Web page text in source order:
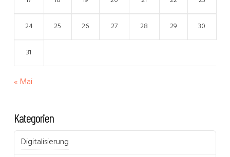
24 25 26 27 28 29 30
31
« Mai
Kategorien
Digitalisierung